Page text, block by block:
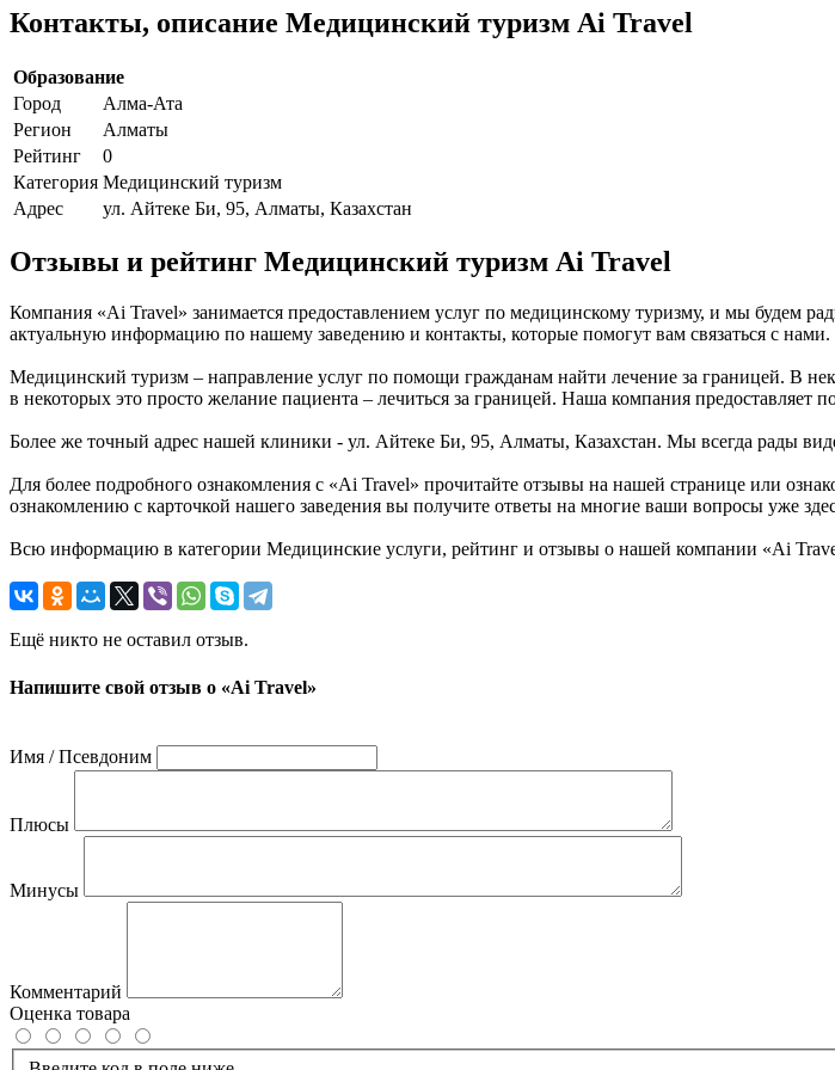
Контакты, описание Медицинский туризм Ai Travel
Образование
Город
Алма-Ата
Регион
Алматы
Рейтинг
0
Категория Медицинский туризм
Адрес
ул. Айтеке Би, 95, Алматы, Казахстан
Отзывы и рейтинг Медицинский туризм Ai Travel
Компания «Ai Travel» занимается предоставлением услуг по медицинскому туризму, и мы будем
актуальную информацию по нашему заведению и контакты, которые помогут вам связаться с нами.
Медицинский туризм – направление услуг по помощи гражданам найти лечение за границей. В
в некоторых это просто желание пациента – лечиться за границей. Наша компания
Более же точный адрес нашей клиники - ул. Айтеке Би, 95, Алматы, Казахстан. Мы всегда рады
Для более подробного ознакомления с «Ai Travel» прочитайте отзывы на нашей странице или
ознакомлению с карточкой нашего заведения вы получите ответы на многие ваши вопросы уже
Всю информацию в категории Медицинские услуги, рейтинг и отзывы о нашей компании «Ai
Ещё никто не оставил отзыв.
Напишите свой отзыв о «Ai Travel»
Имя / Псевдоним
Плюсы
Минусы
Комментарий
Оценка товара